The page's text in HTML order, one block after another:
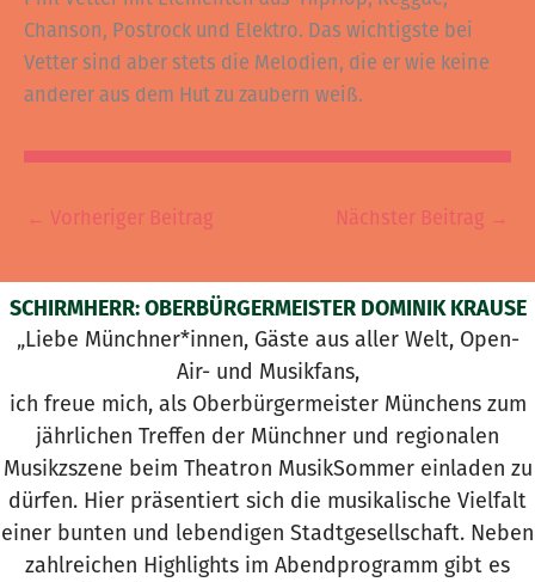
Chanson, Postrock und Elektro. Das wichtigste bei
Vetter sind aber stets die Melodien, die er wie keine
anderer aus dem Hut zu zaubern weiß.
← Vorheriger Beitrag Nächster Beitrag →
SCHIRMHERR: OBERBÜRGERMEISTER DOMINIK KRAUSE
„Liebe Münchner*innen, Gäste aus aller Welt, Open-
Air- und Musikfans,
ich freue mich, als Oberbürgermeister Münchens zum
jährlichen Treffen der Münchner und regionalen
Musikzszene beim Theatron MusikSommer einladen zu
dürfen. Hier präsentiert sich die musikalische Vielfalt
einer bunten und lebendigen Stadtgesellschaft. Neben
zahlreichen Highlights im Abendprogramm gibt es